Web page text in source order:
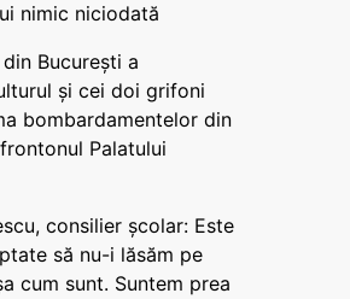
nimic niciodată
București a
și cei doi grifoni
bombardamentelor din
Palatului
consilier școlar: Este
să nu-i lăsăm pe
cum sunt. Suntem prea